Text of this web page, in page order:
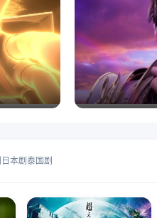
日本剧 泰国剧